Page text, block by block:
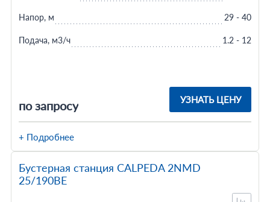
по запросу УЗНАТЬ ЦЕНУ
Напор, м 29 - 40
Подача, м3/ч 1.2 - 12
+ Подробнее
Бустерная станция CALPEDA 2NMD
25/190BE